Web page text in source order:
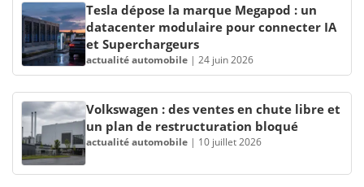
Tesla dépose la marque Megapod : un
datacenter modulaire pour connecter IA
et Superchargeurs
actualité automobile | 24 juin 2026
Volkswagen : des ventes en chute libre et
un plan de restructuration bloqué
actualité automobile | 10 juillet 2026